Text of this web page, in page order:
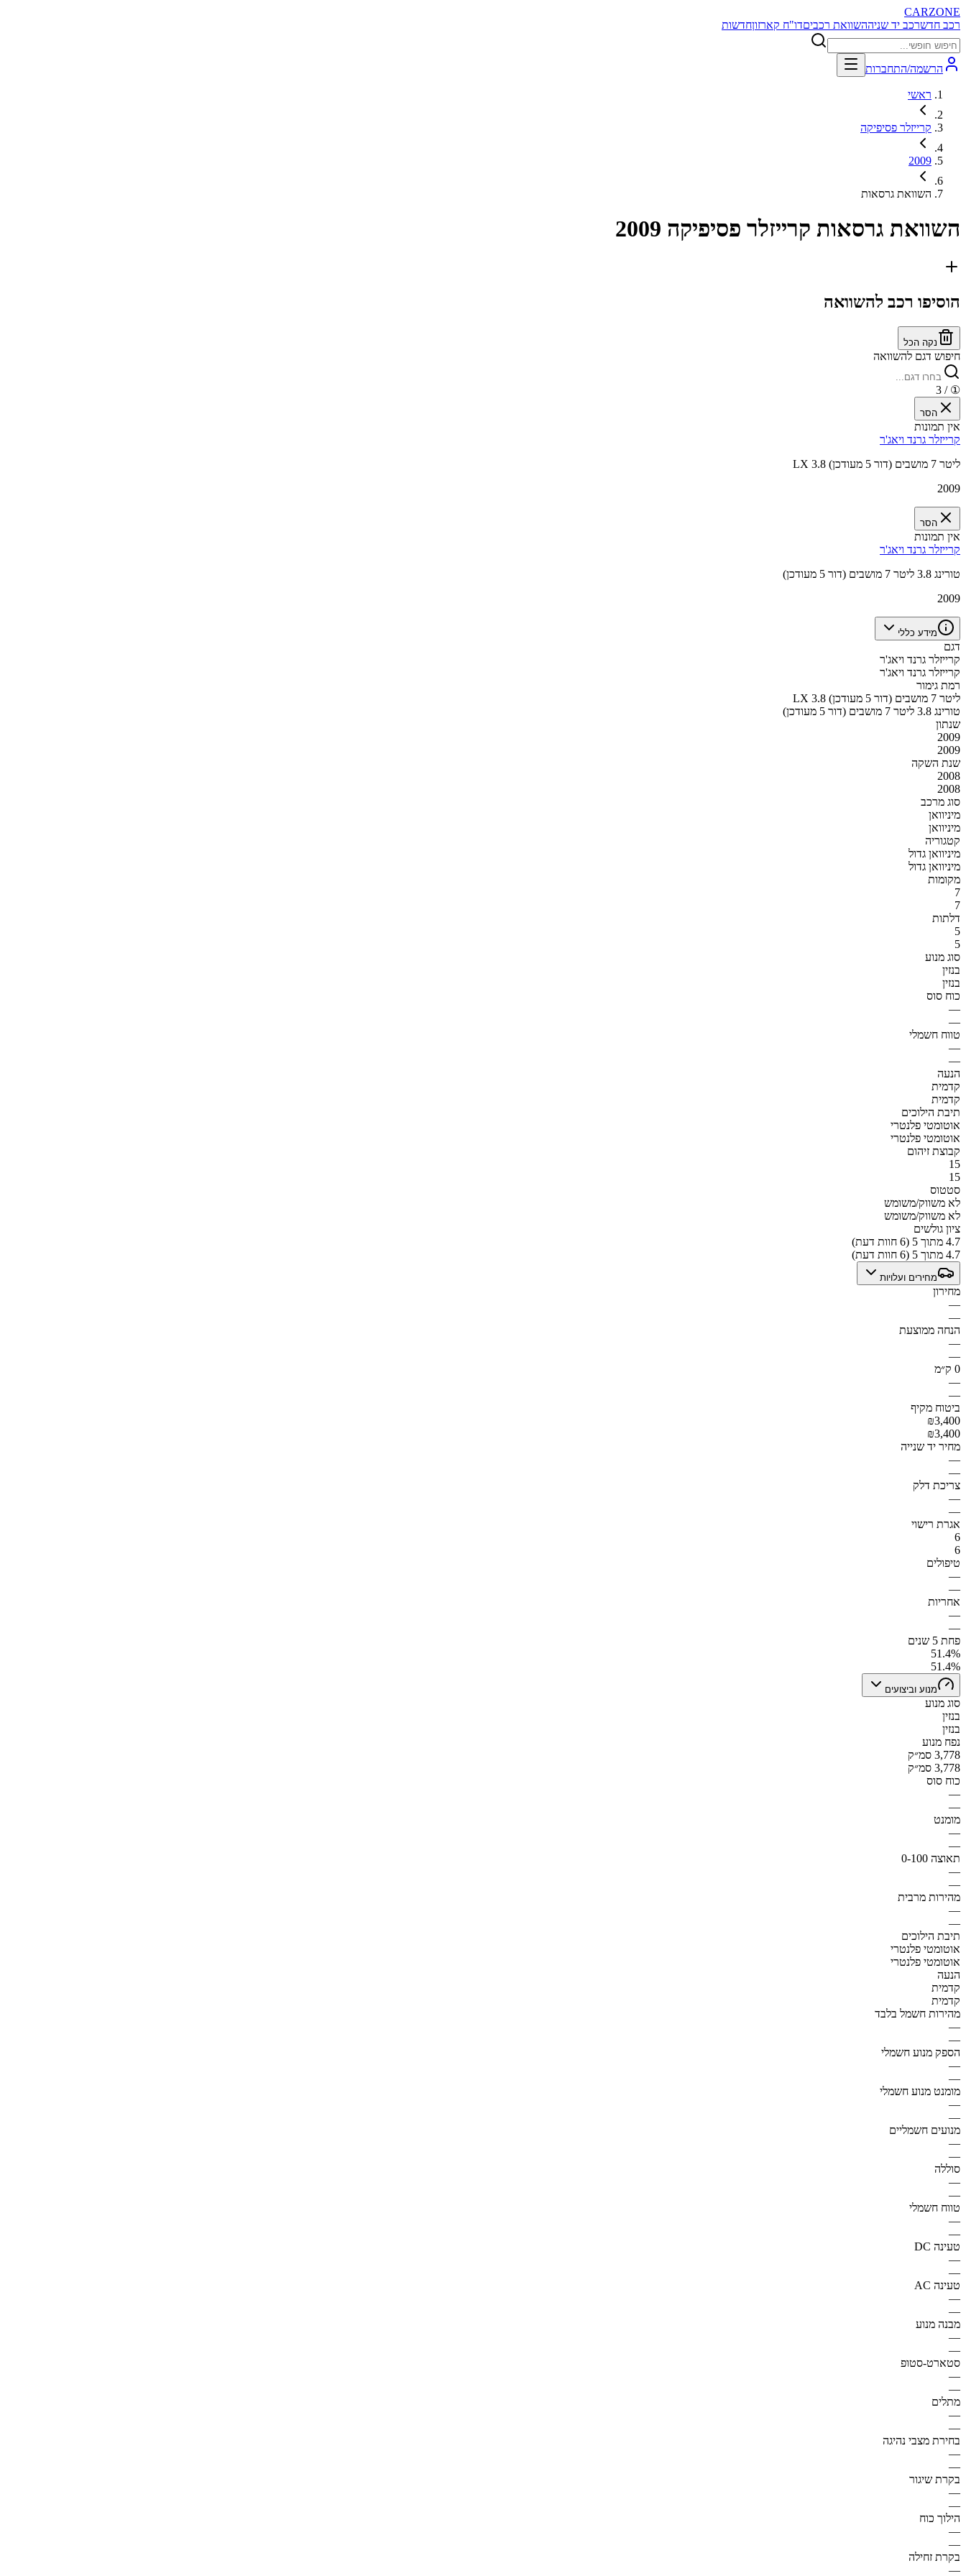
CARZONE
רכב חדשרכב יד שניההשוואת רכביםדו"ח קארזוןחדשות
הרשמה/התחברות
ראשי
קרייזלר פסיפיקה
2009
השוואת גרסאות
השוואת גרסאות קרייזלר פסיפיקה 2009
הוסיפו רכב להשוואה
נקה הכל
חיפוש דגם להשוואה
①
/ 3
הסר
אין תמונות
קרייזלר גרנד ויאג'ר
LX 3.8 ליטר 7 מושבים (דור 5 מעודכן)
2009
הסר
אין תמונות
קרייזלר גרנד ויאג'ר
טורינג 3.8 ליטר 7 מושבים (דור 5 מעודכן)
2009
מידע כללי
דגם
קרייזלר גרנד ויאג'ר
קרייזלר גרנד ויאג'ר
רמת גימור
LX 3.8 ליטר 7 מושבים (דור 5 מעודכן)
טורינג 3.8 ליטר 7 מושבים (דור 5 מעודכן)
שנתון
2009
2009
שנת השקה
2008
2008
סוג מרכב
מיניוואן
מיניוואן
קטגוריה
מיניוואן גדול
מיניוואן גדול
מקומות
7
7
דלתות
5
5
סוג מנוע
בנזין
בנזין
כוח סוס
—
—
טווח חשמלי
—
—
הנעה
קדמית
קדמית
תיבת הילוכים
אוטומטי פלנטרי
אוטומטי פלנטרי
קבוצת זיהום
15
15
סטטוס
לא משווק/משומש
לא משווק/משומש
ציון גולשים
4.7 מתוך 5 (6 חוות דעת)
4.7 מתוך 5 (6 חוות דעת)
מחירים ועלויות
מחירון
—
—
הנחה ממוצעת
—
—
0 ק״מ
—
—
ביטוח מקיף
₪3,400
₪3,400
מחיר יד שנייה
—
—
צריכת דלק
—
—
אגרת רישוי
6
6
טיפולים
—
—
אחריות
—
—
פחת 5 שנים
51.4%
51.4%
מנוע וביצועים
סוג מנוע
בנזין
בנזין
נפח מנוע
3,778 סמ״ק
3,778 סמ״ק
כוח סוס
—
—
מומנט
—
—
תאוצה 0-100
—
—
מהירות מרבית
—
—
תיבת הילוכים
אוטומטי פלנטרי
אוטומטי פלנטרי
הנעה
קדמית
קדמית
מהירות חשמל בלבד
—
—
הספק מנוע חשמלי
—
—
מומנט מנוע חשמלי
—
—
מנועים חשמליים
—
—
סוללה
—
—
טווח חשמלי
—
—
טעינה DC
—
—
טעינה AC
—
—
מבנה מנוע
—
—
סטארט-סטופ
—
—
מתלים
—
—
בחירת מצבי נהיגה
—
—
בקרת שיגור
—
—
הילוך כוח
—
—
בקרת זחילה
—